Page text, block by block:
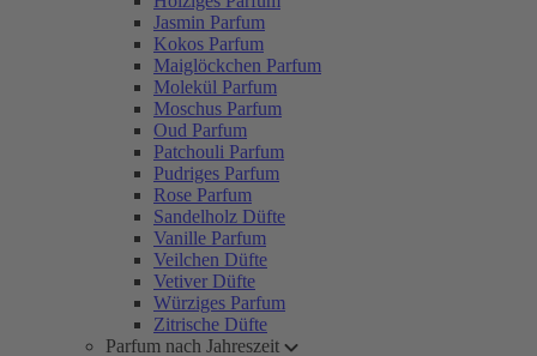
Jasmin Parfum
Kokos Parfum
Maiglöckchen Parfum
Molekül Parfum
Moschus Parfum
Oud Parfum
Patchouli Parfum
Pudriges Parfum
Rose Parfum
Sandelholz Düfte
Vanille Parfum
Veilchen Düfte
Vetiver Düfte
Würziges Parfum
Zitrische Düfte
Parfum nach Jahreszeit